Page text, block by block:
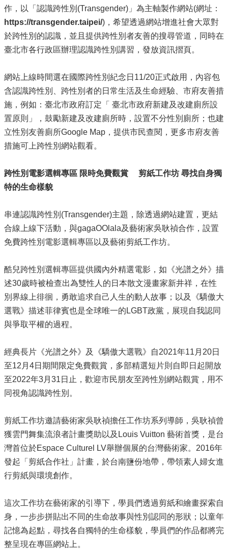
作，以「認識跨性別(Transgender)」為主軸製作網站(網址：
https://transgender.taipei/)，希望透過網站增進社會大眾對
於跨性別的認識，並且提供跨性別者友善的搜尋管道，同時在
臺北市各行政區辦理認識跨性別講習，發放資訊摺頁。
網站上線時間選在國際跨性別紀念日11/20正式啟用，內容包
含認識跨性別、跨性別者的日常生活及生命經驗、市府友善措
施，例如：臺北市政府訂定「 臺北市政府新建及改建廁所設
置原則」，鼓勵新建及改建廁所時，設置不分性別廁所；也建
立性別友善廁所Google Map，提供市民查閱，更多市府友善
措施可上跨性別網站觀看。
跨性別電影選輯專區 限時免費觀賞 剪紙工作坊 尋找自身獨
特的生命樣貌
串連認識跨性別(Transgender)主題，除透過網站建置，更結
合線上線下活動，與gagaOOlala及藝術家吳耿禎合作，設置
免費跨性別電影選輯專區以及藝術剪紙工作坊。
酷兒跨性別選輯專區提供國內外精選電影，如《光譜之外》描
述​​30歲時被檢查出為雙性人的日本散文漫畫家新井祥，在性
別界線上徘徊，勇敢追求自己人生的動人故事；以及《驕傲大
選戰》描述菲律賓也是全球唯一的LGBT政黨，展現自我認同
與爭取平權的過程。
經典長片《光譜之外》及《驕傲大選戰》自2021年11月20日
至12月4日期間限定免費觀賞，多部精選短片則自即日起開放
至2022年3月31日止，歡迎市民朋友至跨性別網站觀賞，用不
同視角認識跨性別。
剪紙工作坊邀請藝術家吳耿禎擔任工作坊系列導師，吳耿禎曾
獲雲門舞集流浪者計畫獎助以及Louis Vuitton 藝術首獎，是台
灣首位於Espace Culturel LV舉辦個展的台灣藝術家。2016年
發起「剪紙合作社」計畫，於台南鹽份地帶，帶領素人婦女進
行剪紙與環境創作。
這次工作坊在藝術家的引導下，學員們透過剪紙和繪畫探索自
身，一步步拼貼出不同的生命故事與性別認同的形狀；以童年
記憶為起點，尋找各自獨特的生命樣貌，學員們的作品都將完
整呈現在專區網站上。